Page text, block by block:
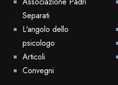
Separati
L'angolo dello
psicologo
Articoli
Convegni